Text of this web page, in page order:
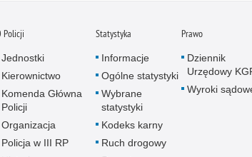
Policji
Jednostki
Kierownictwo
Komenda Główna
Policji
Organizacja
Policja w III RP
Statystyka
Informacje
Ogólne statystyki
Wybrane
statystyki
Kodeks karny
Ruch drogowy
Prawo
Dziennik
Urzędowy
Wyroki